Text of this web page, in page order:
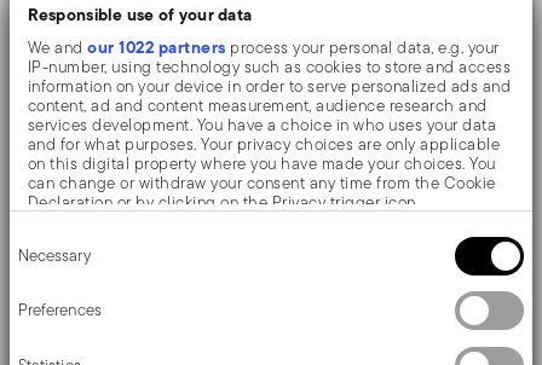
Responsible use of your data
We andour 1022 partners process your personal data, e.g. your
IP-number, using technology such as cookies to store and access
information on your device in order to serve personalized ads and
content, ad and content measurement, audience research and
services development. You have a choice in who uses your data
and for what purposes. Your privacy choices are only applicable
on this digital property where you have made your choices. You
can change or withdraw your consent any time from the Cookie
Declaration or by clicking on the Privacy trigger icon.
Collect information about your geographical location
Identify your device by actively scanning it for specific
characteristics (fingerprinting)
Find out more about how your personal data is processed and set
Selection
Necessary
Preferences
Sambonet 1965 Vintage Quarzo Nero Pfanne - Rund
Details
Sambonet
1965 Vintage Quarzo Nero
Maße
Pflege- und Sicherheitsinformationen
Lieferung und Rücksendung
Kostenloser Versand
ab 69,90 € (Italien, EU und